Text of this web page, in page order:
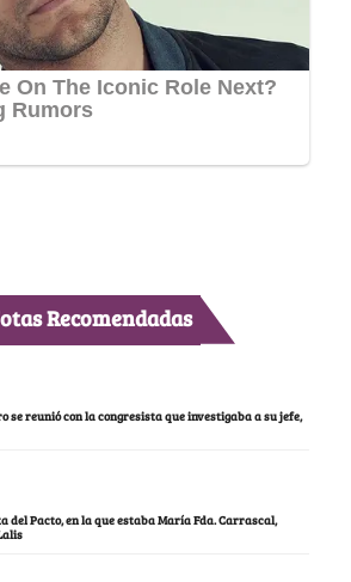
Recomendadas
se reunió con la congresista que investigaba a su jefe,
del Pacto, en la que estaba María Fda. Carrascal,